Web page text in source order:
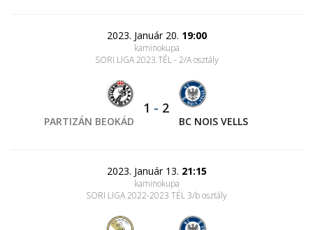
2023. Január 20. 19:00
kaminokupa
SORI LIGA 2023.TÉL - 2/A osztály
PARTIZÁN BEOKÁD
1 - 2
BC NOIS VELLS
2023. Január 13. 21:15
kaminokupa
SORI LIGA 2022-2023 TÉL 3/b osztály